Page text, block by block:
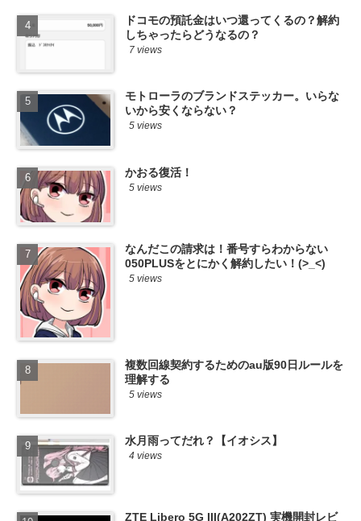
ドコモの預託金はいつ還ってくるの？解約
しちゃったらどうなるの？
7 views
モトローラのブランドステッカー。いらな
いから安くならない？
5 views
かおる復活！
5 views
なんだこの請求は！番号すらわからない
050PLUSをとにかく解約したい！(>_<)
5 views
複数回線契約するためのau版90日ルールを
理解する
5 views
水月雨ってだれ？【イオシス】
4 views
ZTE Libero 5G III(A202ZT) 実機開封レビ